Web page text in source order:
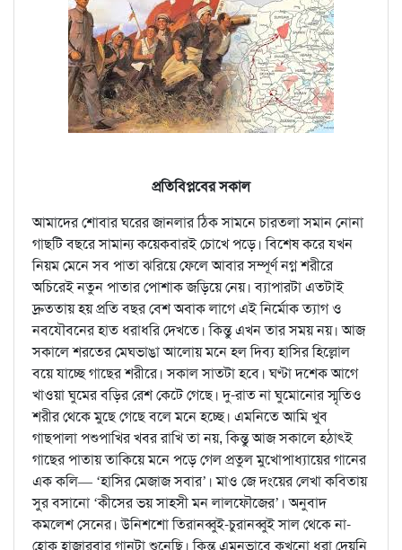
প্রতিবিপ্লবের সকাল
আমাদের শোবার ঘরের জানলার ঠিক সামনে চারতলা সমান নোনা
গাছটি বছরে সামান্য কয়েকবারই চোখে পড়ে। বিশেষ করে যখন
নিয়ম মেনে সব পাতা ঝরিয়ে ফেলে আবার সম্পূর্ণ নগ্ন শরীরে
অচিরেই নতুন পাতার পোশাক জড়িয়ে নেয়। ব্যাপারটা এতটাই
দ্রুততায় হয় প্রতি বছর বেশ অবাক লাগে এই নির্মোক ত্যাগ ও
নবযৌবনের হাত ধরাধরি দেখতে। কিন্তু এখন তার সময় নয়। আজ
সকালে শরতের মেঘভাঙা আলোয় মনে হল দিব্য হাসির হিল্লোল
বয়ে যাচ্ছে গাছের শরীরে। সকাল সাতটা হবে। ঘণ্টা দশেক আগে
খাওয়া ঘুমের বড়ির রেশ কেটে গেছে। দু-রাত না ঘুমোনোর স্মৃতিও
শরীর থেকে মুছে গেছে বলে মনে হচ্ছে। এমনিতে আমি খুব
গাছপালা পশুপাখির খবর রাখি তা নয়, কিন্তু আজ সকালে হঠাৎই
গাছের পাতায় তাকিয়ে মনে পড়ে গেল প্রতুল মুখোপাধ্যায়ের গানের
এক কলি— ‘হাসির মেজাজ সবার’। মাও জে দংয়ের লেখা কবিতায়
সুর বসানো ‘কীসের ভয় সাহসী মন লালফৌজের’। অনুবাদ
কমলেশ সেনের। উনিশশো তিরানব্বুই-চুরানব্বুই সাল থেকে না-
হোক হাজারবার গানটা শুনেছি। কিন্তু এমনভাবে কখনো ধরা দেয়নি